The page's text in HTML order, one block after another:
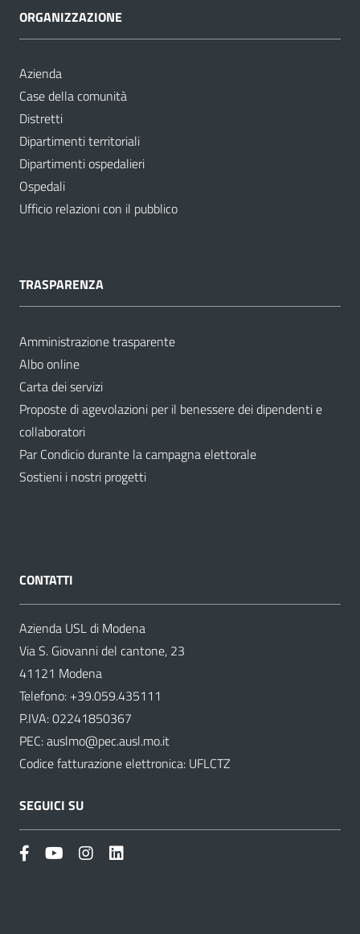
ORGANIZZAZIONE
Azienda
Case della comunità
Distretti
Dipartimenti territoriali
Dipartimenti ospedalieri
Ospedali
Ufficio relazioni con il pubblico
TRASPARENZA
Amministrazione trasparente
Albo online
Carta dei servizi
Proposte di agevolazioni per il benessere dei dipendenti e
collaboratori
Par Condicio durante la campagna elettorale
Sostieni i nostri progetti
CONTATTI
Azienda USL di Modena
Via S. Giovanni del cantone, 23
41121 Modena
Telefono: +39.059.435111
P.IVA: 02241850367
PEC:auslmo@pec.ausl.mo.it
Codice fatturazione elettronica: UFLCTZ
SEGUICI SU